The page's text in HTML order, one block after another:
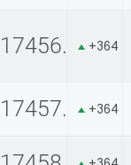
17456. +364
17457. +364